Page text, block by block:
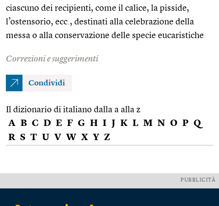
ciascuno dei recipienti, come il calice, la pisside,
l’ostensorio, ecc. , destinati alla celebrazione della
messa o alla conservazione delle specie eucaristiche
Correzioni e suggerimenti
Condividi
Il dizionario di italiano dalla a alla z
A B C D E F G H I J K L M N O P Q
R S T U V W X Y Z
PUBBLICITÀ